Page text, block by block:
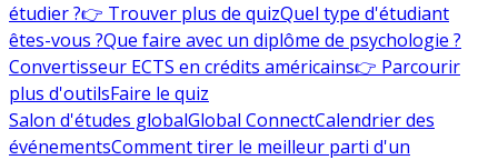
étudier ?👉 Trouver plus de quizQuel type d'étudiant
êtes-vous ?Que faire avec un diplôme de psychologie ?
Convertisseur ECTS en crédits américains👉 Parcourir
plus d'outilsFaire le quiz
Salon d'études globalGlobal ConnectCalendrier des
événementsComment tirer le meilleur parti d'un